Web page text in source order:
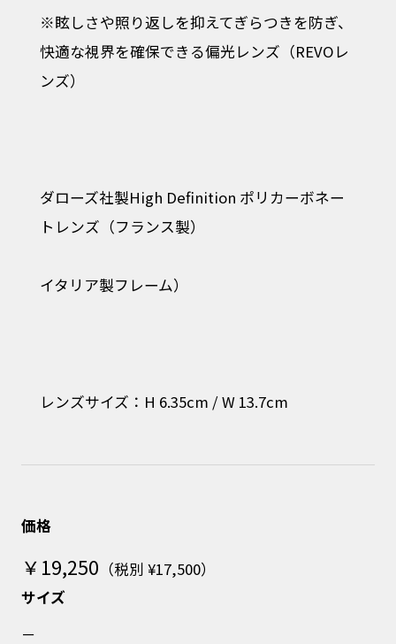
※眩しさや照り返しを抑えてぎらつきを防ぎ、
快適な視界を確保できる偏光レンズ（REVOレ
ンズ）
ダローズ社製High Definition ポリカーボネー
トレンズ（フランス製）
イタリア製フレーム）
レンズサイズ：H 6.35cm / W 13.7cm
価格
￥19,250 （税別 ¥17,500）
サイズ
－